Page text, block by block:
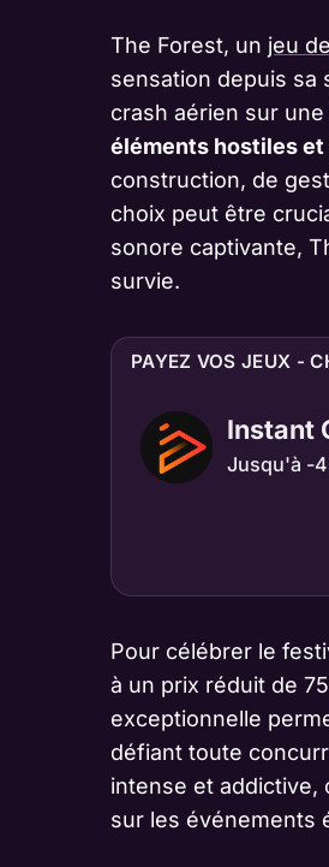
The Forest, un jeu
sensation depuis sa
crash aérien sur
éléments hostiles
construction, de
choix peut être
sonore captivante,
survie.
PAYEZ VOS JEUX -
Instant
Jusqu'à -
Pour célébrer le
à un prix réduit de
exceptionnelle
défiant toute
intense et addictive,
sur les événements